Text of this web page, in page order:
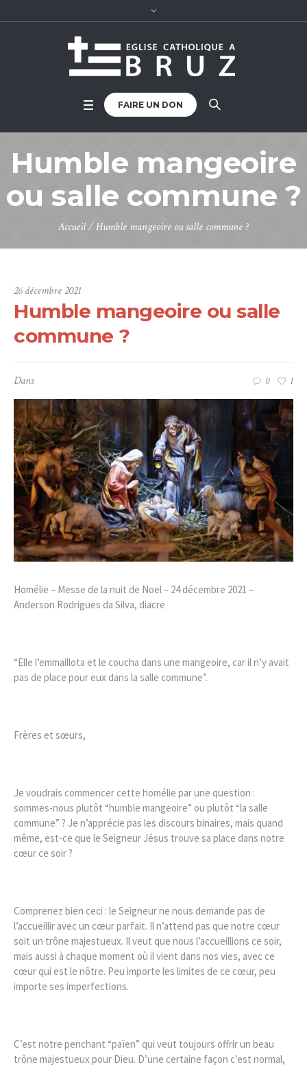
FAIRE UN DON
Humble mangeoire
ou salle commune ?
Accueil/Humble mangeoire ou salle commune ?
26 décembre 2021
Humble mangeoire ou salle
commune ?
Dans 0 1
Homélie – Messe de la nuit de Noël – 24 décembre 2021 –
Anderson Rodrigues da Silva, diacre
“Elle l’emmaillota et le coucha dans une mangeoire, car il n’y avait
pas de place pour eux dans la salle commune”.
Frères et sœurs,
Je voudrais commencer cette homélie par une question :
sommes-nous plutôt “humble mangeoire” ou plutôt “la salle
commune” ? Je n’apprécie pas les discours binaires, mais quand
même, est-ce que le Seigneur Jésus trouve sa place dans notre
cœur ce soir ?
Comprenez bien ceci : le Seigneur ne nous demande pas de
l’accueillir avec un cœur parfait. Il n’attend pas que notre cœur
soit un trône majestueux. Il veut que nous l’accueillions ce soir,
mais aussi à chaque moment où il vient dans nos vies, avec ce
cœur qui est le nôtre. Peu importe les limites de ce cœur, peu
importe ses imperfections.
C’est notre penchant “païen” qui veut toujours offrir un beau
trône majestueux pour Dieu. D’une certaine façon c’est normal,